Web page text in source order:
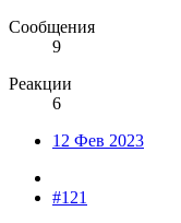
Сообщения
9
Реакции
6
12 Фев 2023
#121